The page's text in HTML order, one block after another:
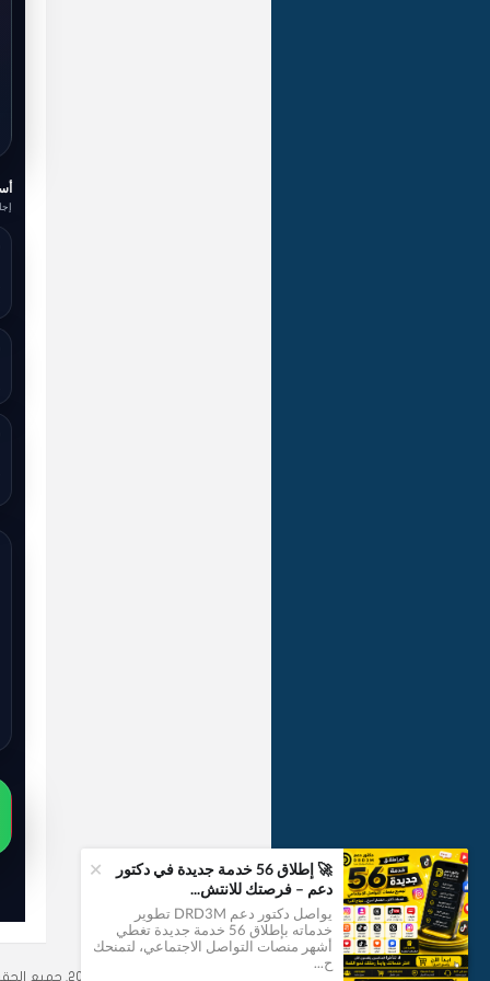
1
🚀 إطلاق 56 خدمة جديدة في دكتور
دعم – فرصتك للانتش...
يواصل دكتور دعم DRD3M تطوير
خدماته بإطلاق 56 خدمة جديدة تغطي
أشهر منصات التواصل الاجتماعي، لتمنحك
ح...
+